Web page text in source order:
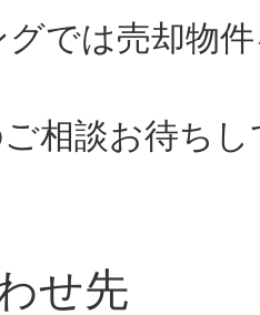
では売却物
相談お待ち
せ先